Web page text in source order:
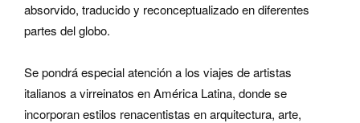
absorvido, traducido y reconceptualizado en diferentes
partes del globo.
Se pondrá especial atención a los viajes de artistas
italianos a virreinatos en América Latina, donde se
incorporan estilos renacentistas en arquitectura, arte,